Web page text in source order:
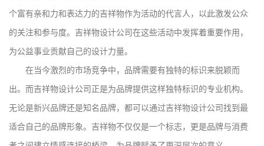
个富有亲和力和表达力的吉祥物作为活动的代言人，以此激发公众
的关注和参与度。吉祥物设计公司在这些活动中发挥着重要作用，
为公益事业贡献自己的设计力量。
在当今激烈的市场竞争中，品牌需要有独特的标识来脱颖而
出。而吉祥物设计公司正是为品牌提供这样独特标识的专业机构。
无论是新兴品牌还是知名品牌，都可以通过吉祥物设计公司找到最
适合自己的品牌形象。吉祥物不仅仅是一个标志，更是品牌与消费